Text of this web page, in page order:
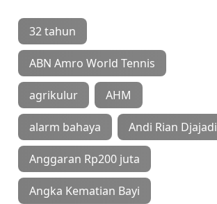
32 tahun
ABN Amro World Tennis
agrikulur AHM
alarm bahaya Andi Rian Djajadi
Anggaran Rp200 juta
Angka Kematian Bayi